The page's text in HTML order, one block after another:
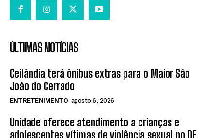
ÚLTIMAS NOTÍCIAS
Ceilândia terá ônibus extras para o Maior São
João do Cerrado
ENTRETENIMENTO agosto 6, 2026
Unidade oferece atendimento a crianças e
adolescentes vítimas de violência sexual no DF